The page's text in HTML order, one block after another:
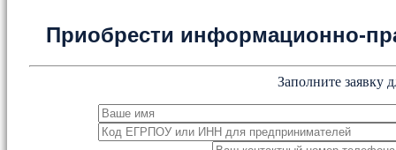
Приобрести информационно-
Заполните заявку